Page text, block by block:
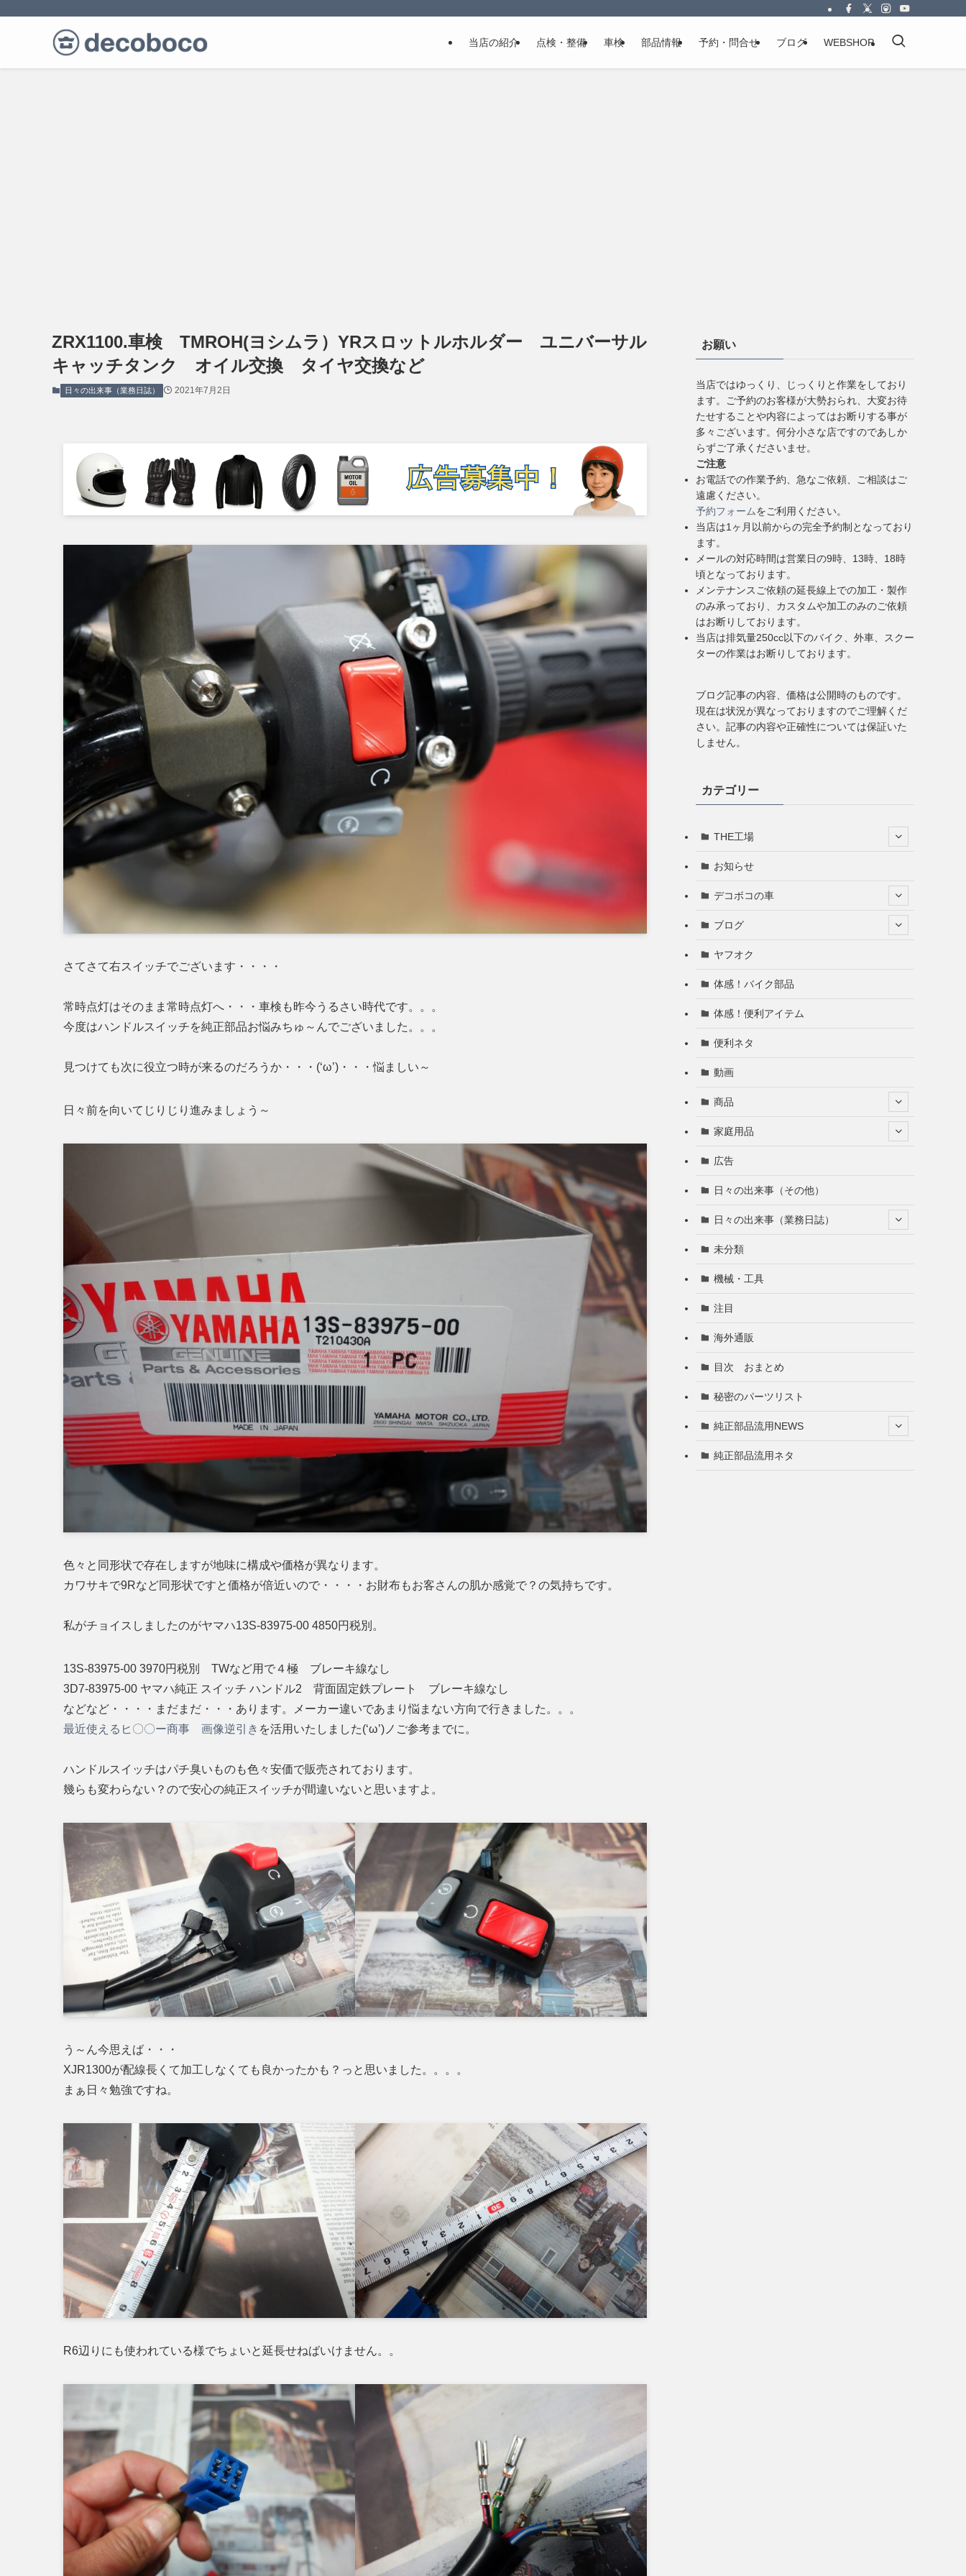
当店の紹介 点検・整備 車検 部品情報 予約・問合せ ブログ WEBSHOP
ZRX1100.車検 TMROH(ヨシムラ）YRスロットルホルダー ユニバーサル
キャッチタンク オイル交換 タイヤ交換など
日々の出来事（業務日誌） 2021年7月2日
さてさて右スイッチでございます・・・・
常時点灯はそのまま常時点灯へ・・・車検も昨今うるさい時代です。。。
今度はハンドルスイッチを純正部品お悩みちゅ～んでございました。。。
見つけても次に役立つ時が来るのだろうか・・・(‘ω’)・・・悩ましい～
日々前を向いてじりじり進みましょう～
色々と同形状で存在しますが地味に構成や価格が異なります。
カワサキで9Rなど同形状ですと価格が倍近いので・・・・お財布もお客さんの肌か感覚で？の気持ちです。
私がチョイスしましたのがヤマハ13S-83975-00 4850円税別。
13S-83975-00 3970円税別 TWなど用で４極 ブレーキ線なし
3D7-83975-00 ヤマハ純正 スイッチ ハンドル2 背面固定鉄プレート ブレーキ線なし
などなど・・・・まだまだ・・・あります。メーカー違いであまり悩まない方向で行きました。。。
最近使えるヒ〇〇ー商事 画像逆引き を活用いたしました(‘ω’)ノご参考までに。
ハンドルスイッチはパチ臭いものも色々安価で販売されております。
幾らも変わらない？ので安心の純正スイッチが間違いないと思いますよ。
う～ん今思えば・・・
XJR1300が配線長くて加工しなくても良かったかも？っと思いました。。。。
まぁ日々勉強ですね。
R6辺りにも使われている様でちょいと延長せねばいけません。。
お願い
当店ではゆっくり、じっくりと作業をしており
ます。ご予約のお客様が大勢おられ、大変お待
たせすることや内容によってはお断りする事が
多々ございます。何分小さな店ですのであしか
らずご了承くださいませ。
ご注意
お電話での作業予約、急なご依頼、ご相談はご
遠慮ください。
予約フォームをご利用ください。
当店は1ヶ月以前からの完全予約制となっており
ます。
メールの対応時間は営業日の9時、13時、18時
頃となっております。
メンテナンスご依頼の延長線上での加工・製作
のみ承っており、カスタムや加工のみのご依頼
はお断りしております。
当店は排気量250cc以下のバイク、外車、スクー
ターの作業はお断りしております。
ブログ記事の内容、価格は公開時のものです。
現在は状況が異なっておりますのでご理解くだ
さい。記事の内容や正確性については保証いた
しません。
カテゴリー
THE工場
お知らせ
デコボコの車
ブログ
ヤフオク
体感！バイク部品
体感！便利アイテム
便利ネタ
動画
商品
家庭用品
広告
日々の出来事（その他）
日々の出来事（業務日誌）
未分類
機械・工具
注目
海外通販
目次 おまとめ
秘密のパーツリスト
純正部品流用NEWS
純正部品流用ネタ